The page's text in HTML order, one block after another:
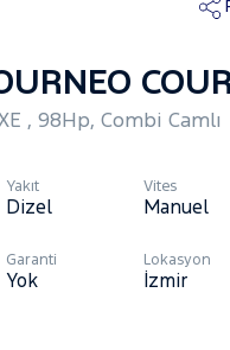
, 98Hp, Combi Camlı
Yakıt
Dizel
Vites
Manuel
Garanti
Yok
Lokasyon
İzmir